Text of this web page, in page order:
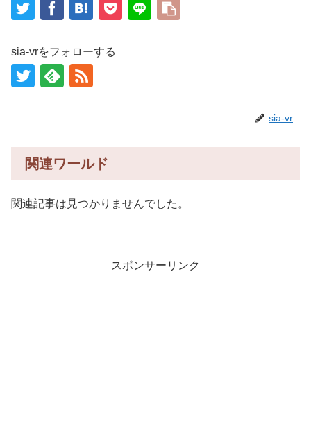
sia-vrをフォローする
sia-vr
関連ワールド
関連記事は見つかりませんでした。
スポンサーリンク